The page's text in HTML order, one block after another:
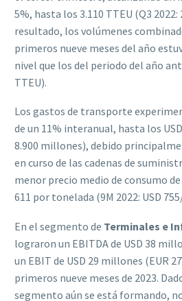
5%, hasta los 3.110 TTEU (Q3 2022:
resultado, los volúmenes
primeros nueve meses del año
nivel que los del periodo del año
TTEU).
Los gastos de transporte
de un 11% interanual, hasta los
8.900 millones), debido
en curso de las cadenas de
menor precio medio de consumo
611 por tonelada (9M 2022: USD
En el segmento de Terminales e
lograron un EBITDA de USD 38
un EBIT de USD 29 millones (EUR
primeros nueve meses de 2023.
segmento aún se está formando,